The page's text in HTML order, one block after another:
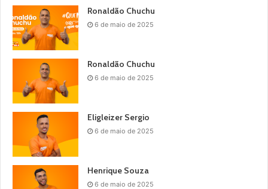
Ronaldão Chuchu
6 de maio de 2025
Ronaldão Chuchu
6 de maio de 2025
Eligleizer Sergio
6 de maio de 2025
Henrique Souza
6 de maio de 2025